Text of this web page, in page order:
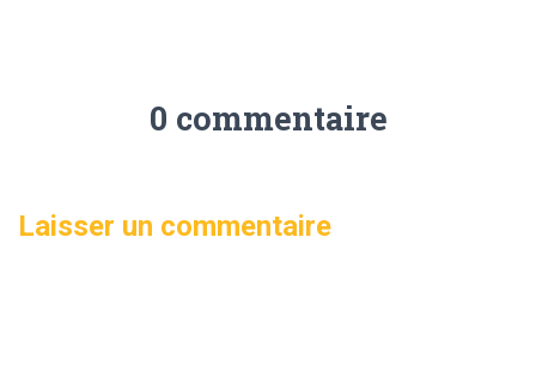
0 commentaire
Laisser un commentaire